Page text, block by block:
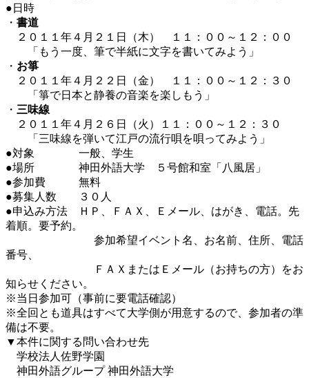
●日時
・ 書道
２０１１年４月２１日（木） １１：００～１２：００
「もう一度、筆で半紙に文字を書いてみよう」
・ お箏
２０１１年４月２２日（金） １１：００～１２：３０
「箏で日本と静養の音楽を楽しもう」
・ 三味線
２０１１年４月２６日（火）１１：００～１２：３０
「三味線を弾いて江戸の流行唄を唄ってみよう」
●対象 一般、学生
●場所 神田外語大学 ５号館和室「八風居」
●参加費 無料
●募集人数 ３０人
●申込み方法 ＨＰ、ＦＡＸ、Ｅメール、はがき、電話。先
着順。要予約。
参加希望イベント名、お名前、住所、電話
番号、
ＦＡＸまたはＥメール（お持ちの方）をお
知らせください。
※当日参加可（事前に要電話確認）
※全回とも道具はすべて大学側が用意するので、参加者の準
備は不要。
▼本件に関する問い合わせ先
学校法人佐野学園
神田外語グループ 神田外語大学